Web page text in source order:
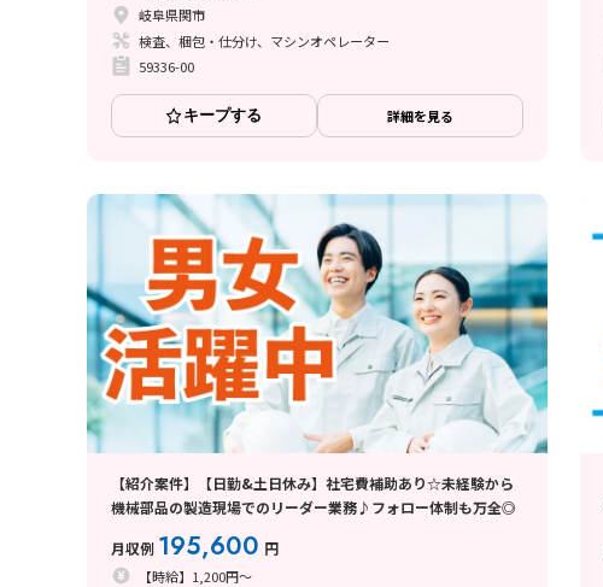
岐阜県関市
検査、梱包・仕分け、マシンオペレーター
59336-00
キープする 詳細を見る
【紹介案件】【日勤&土日休み】社宅費補助あり☆未経験から
機械部品の製造現場でのリーダー業務♪フォロー体制も万全◎
月収例 195,600 円
【時給】1,200円～